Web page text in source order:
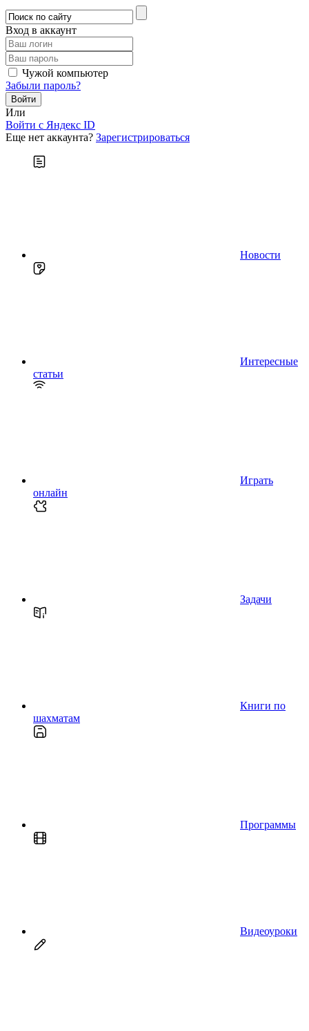
Вход в аккаунт
Чужой компьютер
Забыли пароль?
Или
Войти c Яндекс ID
Еще нет аккаунта? Зарегистрироваться
Новости
Интересные
статьи
Играть
онлайн
Задачи
Книги по
шахматам
Программы
Видеоуроки